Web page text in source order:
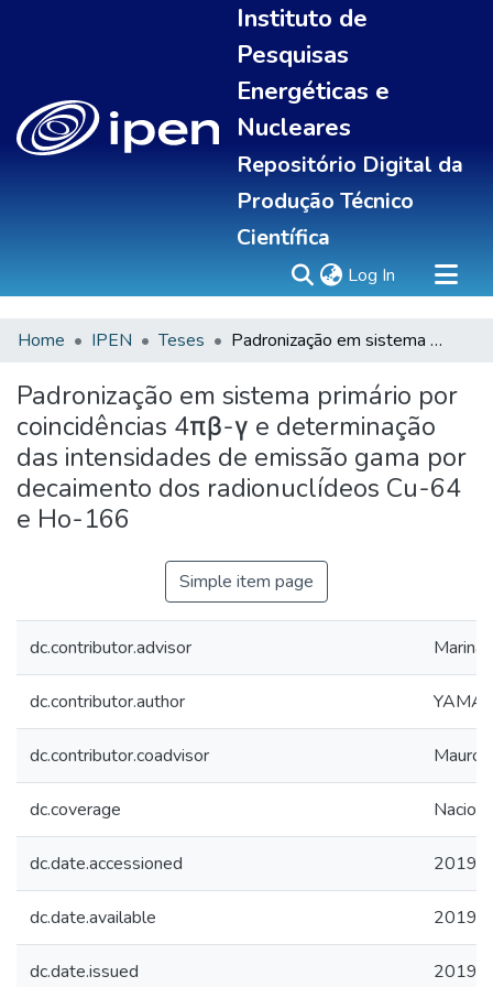
Instituto de
Pesquisas
Energéticas e
Nucleares
Repositório Digital da
Produção Técnico
Científica
Log In (current)
Sobre
Communities & Collections
All of DSpace
Statistics
Home IPEN Teses Padronização em sistema primário por coincidências 4πβ-γ e determinação das intensidades de emissão gama por decaimento dos radionuclídeos Cu-64 e Ho-166
Padronização em sistema primário por
coincidências 4πβ-γ e determinação
das intensidades de emissão gama por
decaimento dos radionuclídeos Cu-64
e Ho-166
Simple item page
dc.contributor.advisor Marina
dc.contributor.author
dc.contributor.coadvisor Mauro
dc.coverage
dc.date.accessioned 2019-
dc.date.available 2019-
dc.date.issued 2019